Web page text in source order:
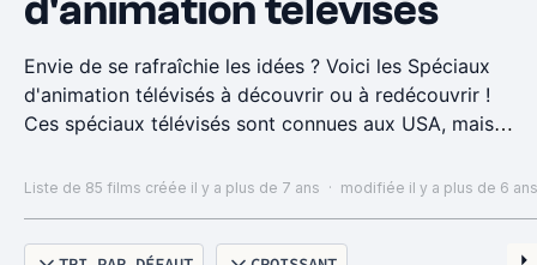
d'animation télévisés
Envie de se rafraîchie les idées ? Voici les Spéciaux
d'animation télévisés à découvrir ou à redécouvrir !
Ces spéciaux télévisés sont connues aux USA, mais
marqué notre enfance.
Peanuts : de 1965 à 2011
Liste de 85 films créée il y a plus de 7 ans · modifiée il y a plus de 6 ans